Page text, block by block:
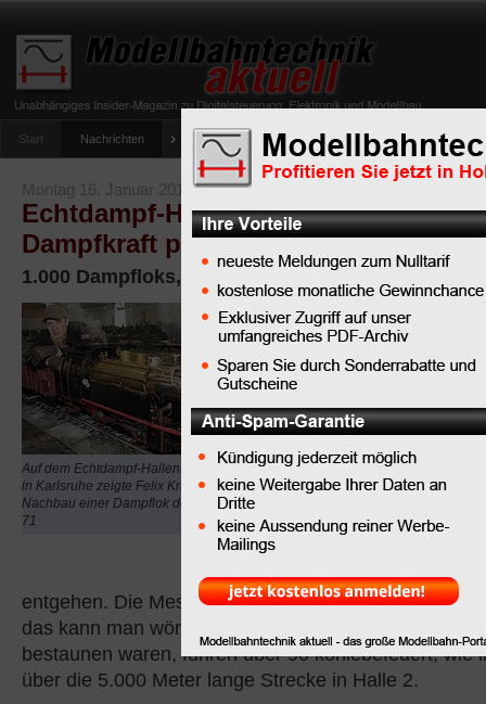
Start Nachrichten Tipps Newsletter Archiv Magazin
umfrage-viessmann-multiprotokoll-lichtdecoder
Montag 16. Januar 2012
Echtdampf-Hallentreffen 2012 in
Dampfkraft pur
1.000 Dampfloks, 3 Tonnen Kohle verbRAUCHt
Auf dem Echtdampf-Hallentreffen 2012
in Karlsruhe zeigte Felix Kruse sein
Nachbau einer Dampflok der Baureihe
71
Der süße
Donat-Duft
sucht
vergeblich
Verstärkung bei
den typischen Geruch
Steinkohle, der vom
2012 beim
Karlsruhedurch die
ließen sich dieses
entgehen. Die Messe Karlsruhe stand drei Tage
das kann man wörtlich nehmen, denn von über
bestaunen waren, fuhren über 90 kohlebefeuert, wie
über die 5.000 Meter lange Strecke in Halle 2.